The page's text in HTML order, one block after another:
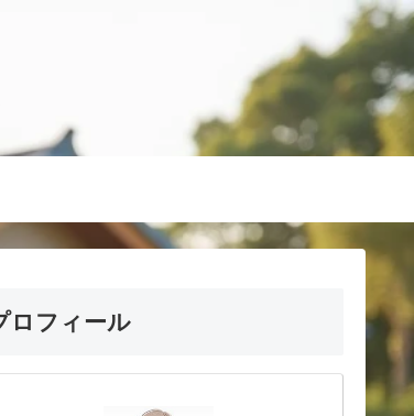
ロフィール